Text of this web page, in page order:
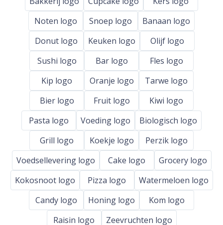
Noten logo
Snoep logo
Banaan logo
Donut logo
Keuken logo
Olijf logo
Sushi logo
Bar logo
Fles logo
Kip logo
Oranje logo
Tarwe logo
Bier logo
Fruit logo
Kiwi logo
Pasta logo
Voeding logo
Biologisch logo
Grill logo
Koekje logo
Perzik logo
Voedsellevering logo
Cake logo
Grocery logo
Kokosnoot logo
Pizza logo
Watermeloen logo
Candy logo
Honing logo
Kom logo
Raisin logo
Zeevruchten logo